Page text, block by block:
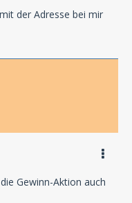
der Adresse bei mir
Gewinn-Aktion auch